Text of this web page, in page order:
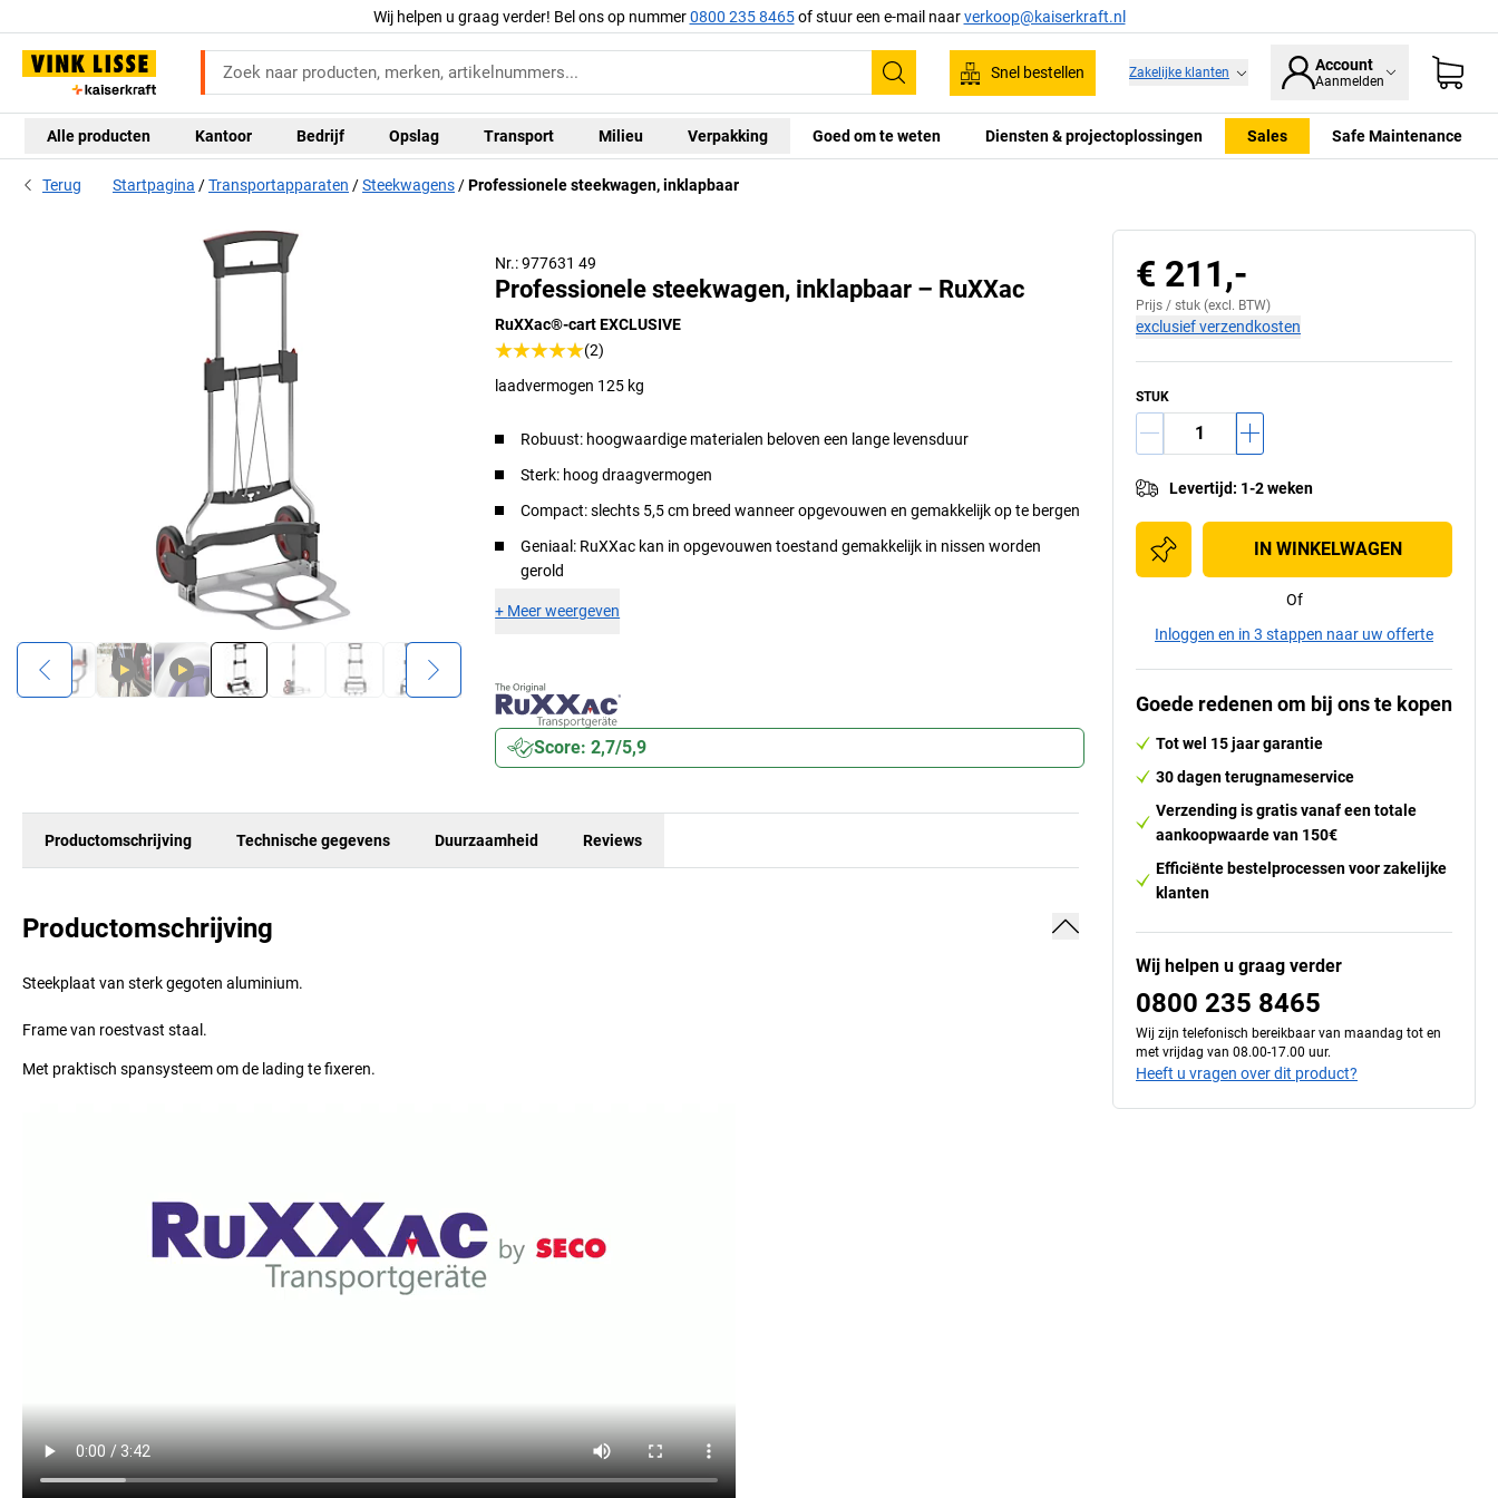
Wij helpen u graag verder! Bel ons op nummer0800 235 8465of stuur een e-mail naarverkoop@kaiserkraft.nl
Zoeken
Snel bestellen Zakelijke klanten Account
Aanmelden
Alle producten Kantoor Bedrijf Opslag Transport Milieu Verpakking Goed om te weten Diensten & projectoplossingen Sales Safe Maintenance
Terug Startpagina Transportapparaten Steekwagens Professionele steekwagen, inklapbaar
Nr.: 977631 49
Professionele steekwagen, inklapbaar – RuXXac
RuXXac®-cart EXCLUSIVE
(2)
laadvermogen 125 kg
Robuust: hoogwaardige materialen beloven een lange levensduur
Sterk: hoog draagvermogen
Compact: slechts 5,5 cm breed wanneer opgevouwen en gemakkelijk op te bergen
Geniaal: RuXXac kan in opgevouwen toestand gemakkelijk in nissen worden
gerold
+ Meer weergeven
Score: 2,7/5,9
Productomschrijving Technische gegevens Duurzaamheid Reviews
Productomschrijving
Steekplaat van sterk gegoten aluminium.
Frame van roestvast staal.
Met praktisch spansysteem om de lading te fixeren.
€ 211,-
Prijs / stuk (excl. BTW)
exclusief verzendkosten
STUK
Levertijd: 1-2 weken
IN WINKELWAGEN
Of
Inloggen en in 3 stappen naar uw offerte
Goede redenen om bij ons te kopen
Tot wel 15 jaar garantie
30 dagen terugnameservice
Verzending is gratis vanaf een totale
aankoopwaarde van 150€
Efficiënte bestelprocessen voor zakelijke
klanten
Wij helpen u graag verder
0800 235 8465
Wij zijn telefonisch bereikbaar van maandag tot en
met vrijdag van 08.00-17.00 uur.
Heeft u vragen over dit product?